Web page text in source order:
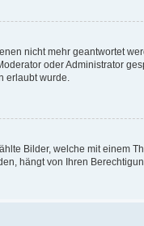
nicht mehr geantwortet
oder Administrator
erlaubt wurde.
Bilder, welche mit einem
hängt von Ihren